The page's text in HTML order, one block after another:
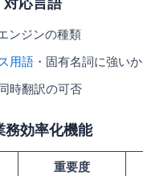
ンジンの種類
用語 ・固有名詞に強いか
時翻訳の可否
務効率化機能
重要度